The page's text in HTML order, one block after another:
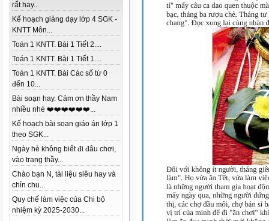
rất hay...
Kế hoạch giảng dạy lớp 4 SGK -
KNTT Môn...
Toán 1 KNTT. Bài 1 Tiết 2....
Toán 1 KNTT. Bài 1 Tiết 1....
Toán 1 KNTT. Bài Các số từ 0
đến 10...
Bài soạn hay. Cảm ơn thầy Nam
nhiều nhé ❤️❤️❤️❤️❤️❤️...
Kế hoạch bài soạn giáo án lớp 1
theo SGK...
Ngày hè không biết đi đâu chơi,
vào trang thầy...
Chào bạn N, tài liệu siêu hay và
chỉn chu...
Quy chế làm việc của Chi bộ
nhiệm kỳ 2025-2030...